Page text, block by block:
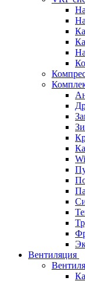
Вентиляция